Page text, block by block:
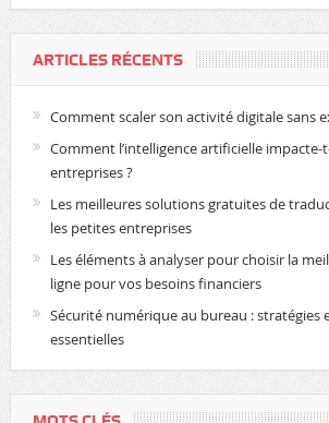
ARTICLES RÉCENTS
Comment scaler son activité digitale sans
Comment l’intelligence artificielle impacte-
entreprises ?
Les meilleures solutions gratuites de
les petites entreprises
Les éléments à analyser pour choisir la
ligne pour vos besoins financiers
Sécurité numérique au bureau : stratégies
essentielles